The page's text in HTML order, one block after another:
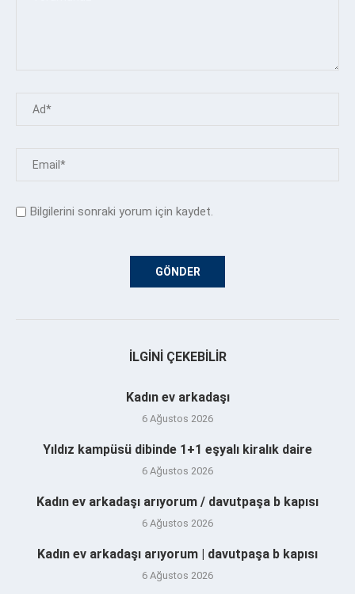
Bilgilerini sonraki yorum için kaydet.
İLGINI ÇEKEBILIR
Kadın ev arkadaşı
6 Ağustos 2026
Yıldız kampüsü dibinde 1+1 eşyalı kiralık daire
6 Ağustos 2026
Kadın ev arkadaşı arıyorum / davutpaşa b kapısı
6 Ağustos 2026
Kadın ev arkadaşı arıyorum | davutpaşa b kapısı
6 Ağustos 2026